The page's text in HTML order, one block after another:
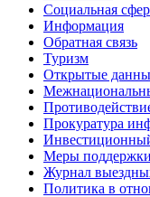
Социальная
Информация
Обратная связь
Туризм
Открытые
Прокуратура
Меры
Журнал
Политика в